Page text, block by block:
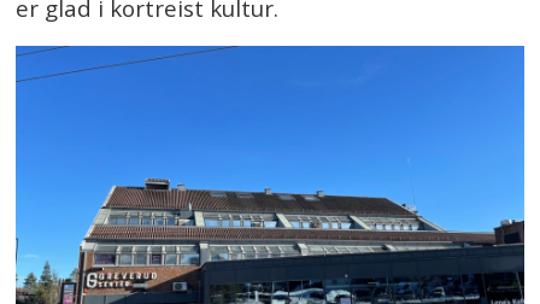
er glad i kortreist kultur.